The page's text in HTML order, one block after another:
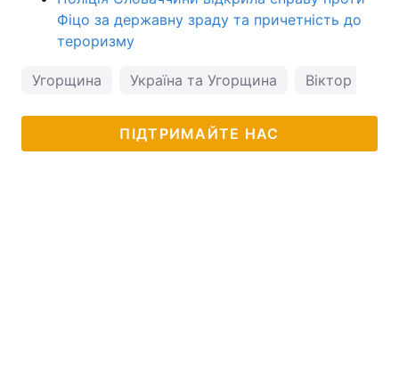
Фіцо за державну зраду та причетність до
тероризму
Угорщина Україна та Угорщина Віктор Орбан
ПІДТРИМАЙТЕ НАС